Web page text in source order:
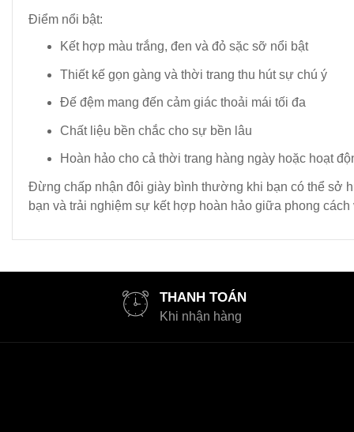
Điểm nổi bật:
Kết hợp màu trắng, đen và đỏ sặc sỡ nổi bật
Thiết kế gọn gàng và thời trang thu hút sự chú ý
Đế đệm mang đến cảm giác thoải mái tối đa
Chất liệu bền chắc cho sự bền lâu
Hoàn hảo cho cả thời trang hàng ngày hoặc hoạt
Đừng chấp nhận đôi giày bình thường khi bạn có thể sở
bạn và trải nghiệm sự kết hợp hoàn hảo giữa phong cách
THANH TOÁN
Khi nhận hàng